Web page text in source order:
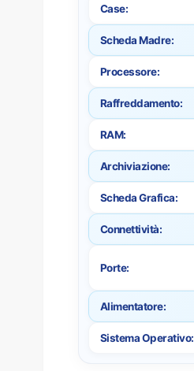
Case:
Scheda Madre:
Processore:
Raffreddamento:
RAM:
Archiviazione:
Scheda Grafica:
Connettività:
Porte:
Alimentatore:
Sistema Operativo: